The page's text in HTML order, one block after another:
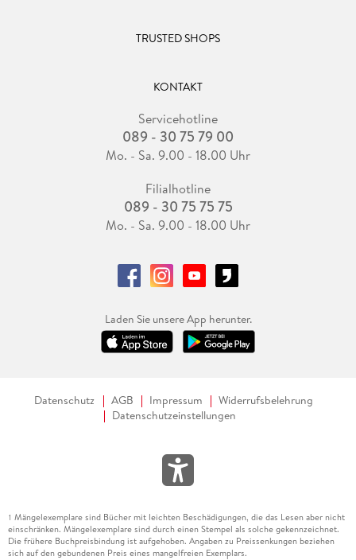
TRUSTED SHOPS
KONTAKT
Servicehotline
089 - 30 75 79 00
Mo. - Sa. 9.00 - 18.00 Uhr
Filialhotline
089 - 30 75 75 75
Mo. - Sa. 9.00 - 18.00 Uhr
Laden Sie unsere App herunter.
Datenschutz AGB Impressum
Widerrufsbelehrung
Datenschutzeinstellungen
1 Mängelexemplare sind Bücher mit leichten Beschädigungen, die das Lesen aber nicht
einschränken. Mängelexemplare sind durch einen Stempel als solche gekennzeichnet.
Die frühere Buchpreisbindung ist aufgehoben. Angaben zu Preissenkungen beziehen
sich auf den gebundenen Preis eines mangelfreien Exemplars.